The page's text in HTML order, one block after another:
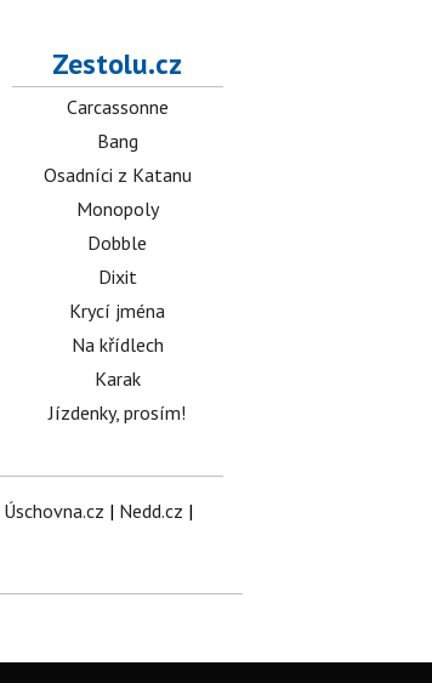
Zestolu.cz
Carcassonne
Bang
Osadníci z Katanu
Monopoly
Dobble
Dixit
Krycí jména
Na křídlech
Karak
Jízdenky, prosím!
Úschovna.cz | Nedd.cz |